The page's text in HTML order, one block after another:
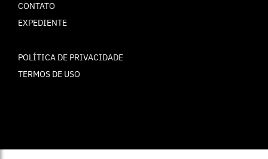
CONTATO
EXPEDIENTE
POLÍTICA DE PRIVACIDADE
TERMOS DE USO